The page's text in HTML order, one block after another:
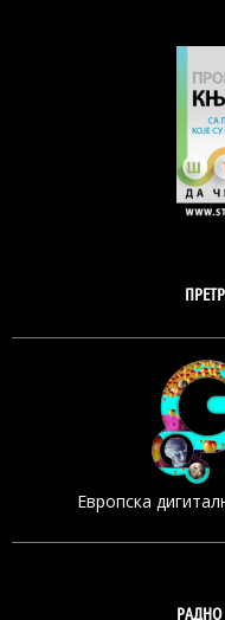
Европска
РАДНО